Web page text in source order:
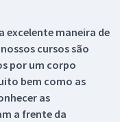
excelente maneira de
cursos são
por um corpo
bem como as
as
a frente da